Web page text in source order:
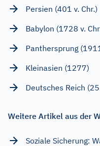
Persien (401 v. Chr.)
Babylon (1728 v.
Panthersprung
Kleinasien (1277)
Deutsches Reich
Weitere Artikel aus der
Soziale Sicherung: